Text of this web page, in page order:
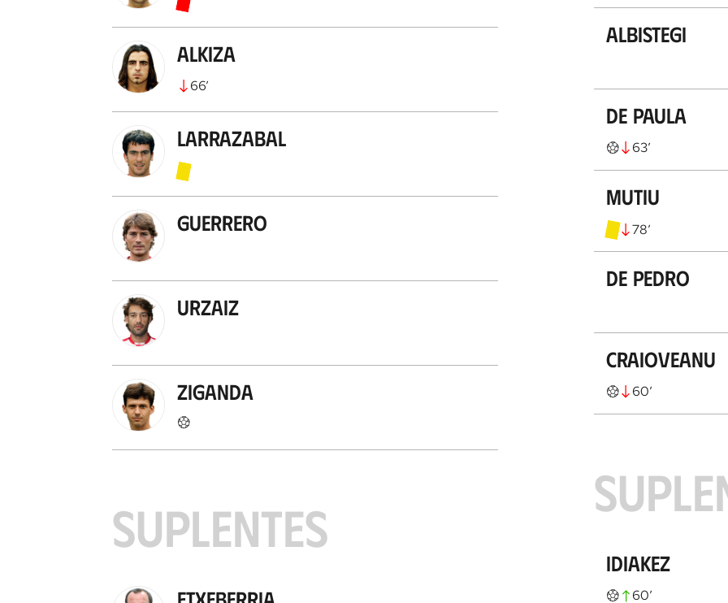
Alkiza
66’
Larrazabal
Guerrero
Urzaiz
Ziganda
SUPLENTES
Albistegi
De Paula
63’
Mutiu
78’
De Pedro
Craioveanu
60’
Idiakez
60’